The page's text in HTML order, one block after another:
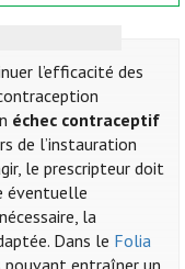
l’efficacité des
échec contraceptif
de l’instauration
le prescripteur doit
éventuelle
la
Dans le Folia